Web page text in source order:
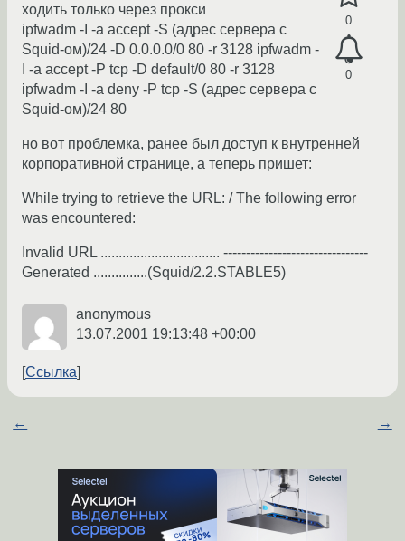
0
0
ходить только через прокси
ipfwadm -I -a accept -S (адрес сервера с
Squid-ом)/24 -D 0.0.0.0/0 80 -r 3128 ipfwadm -
I -a accept -P tcp -D default/0 80 -r 3128
ipfwadm -I -a deny -P tcp -S (адрес сервера с
Squid-ом)/24 80
но вот проблемка, ранее был доступ к внутренней
корпоративной странице, а теперь пришет:
While trying to retrieve the URL: / The following error
was encountered:
Invalid URL ................................. --------------------------------
Generated ...............(Squid/2.2.STABLE5)
anonymous
13.07.2001 19:13:48 +00:00
Ссылка
← →